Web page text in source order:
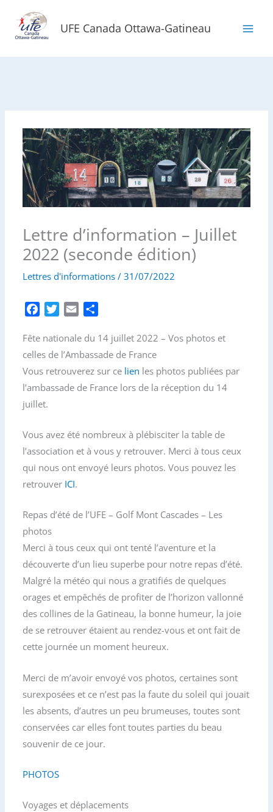
contenu
UFE Canada Ottawa-Gatineau
Lettre d’information – Juillet
2022 (seconde édition)
Lettres d'informations /31/07/2022
c
e
b
o
k
i
t
t
a
i
l
r
t
a
Fête nationale du 14 juillet 2022 – Vos photos et
celles de l’Ambassade de France
Vous retrouverez sur ce lien les photos publiées par
l’ambassade de France lors de la réception du 14
juillet.
Vous avez été nombreux à plébisciter la table de
l’association et à vous y retrouver. Merci à tous ceux
qui nous ont envoyé leurs photos. Vous pouvez les
retrouver ICI.
Repas d’été de l’UFE – Golf Mont Cascades – Les
photos
Merci à tous ceux qui ont tenté l’aventure et la
découverte d’un lieu superbe pour notre repas d’été.
Malgré la météo qui nous a gratifiés de quelques
orages et empêchés de profiter de l’horizon vallonné
des collines de la Gatineau, la bonne humeur, la joie
de se retrouver étaient au rendez-vous et ont fait de
cette journée un moment heureux.
Merci de m’avoir envoyé vos photos, certaines sont
surexposées et ce n’est pas la faute du soleil qui jouait
les absents, d’autres un peu brumeuses, toutes sont
conservées car elles font toutes parties du beau
souvenir de ce jour.
PHOTOS
Voyages et déplacements